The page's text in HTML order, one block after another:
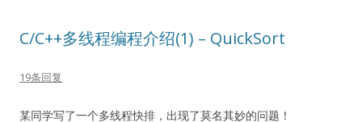
C/C++多线程编程介绍(1) – QuickSort
19条回复
某同学写了一个多线程快排，出现了莫名其妙的问题！